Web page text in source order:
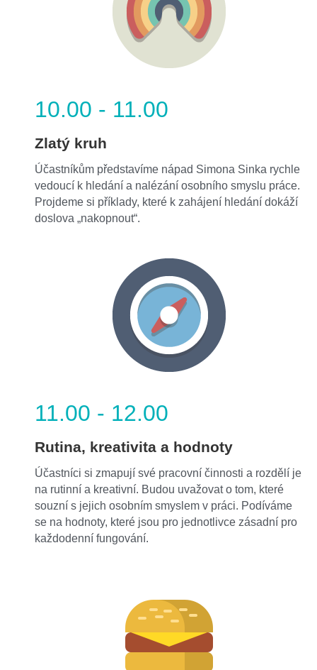
10.00 - 11.00
Zlatý kruh
Účastníkům představíme nápad Simona Sinka rychle
vedoucí k hledání a nalézání osobního smyslu práce.
Projdeme si příklady, které k zahájení hledání dokáží
doslova „nakopnout“.
11.00 - 12.00
Rutina, kreativita a hodnoty
Účastníci si zmapují své pracovní činnosti a rozdělí je
na rutinní a kreativní. Budou uvažovat o tom, které
souzní s jejich osobním smyslem v práci. Podíváme
se na hodnoty, které jsou pro jednotlivce zásadní pro
každodenní fungování.